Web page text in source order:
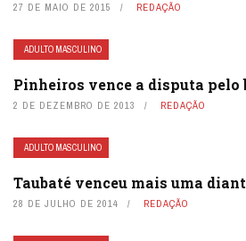
27 DE MAIO DE 2015 REDAÇÃO
ADULTO MASCULINO
Pinheiros vence a disputa pelo
2 DE DEZEMBRO DE 2013 REDAÇÃO
ADULTO MASCULINO
Taubaté venceu mais uma
28 DE JULHO DE 2014 REDAÇÃO